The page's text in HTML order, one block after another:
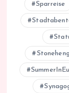
Sparreise